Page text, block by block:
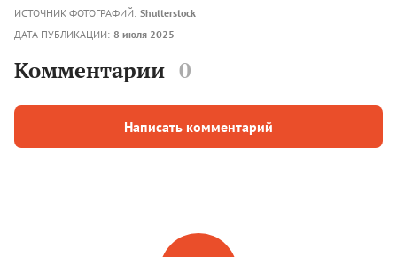
ИСТОЧНИК ФОТОГРАФИЙ: Shutterstock
ДАТА ПУБЛИКАЦИИ: 8 июля 2025
Комментарии 0
Написать комментарий